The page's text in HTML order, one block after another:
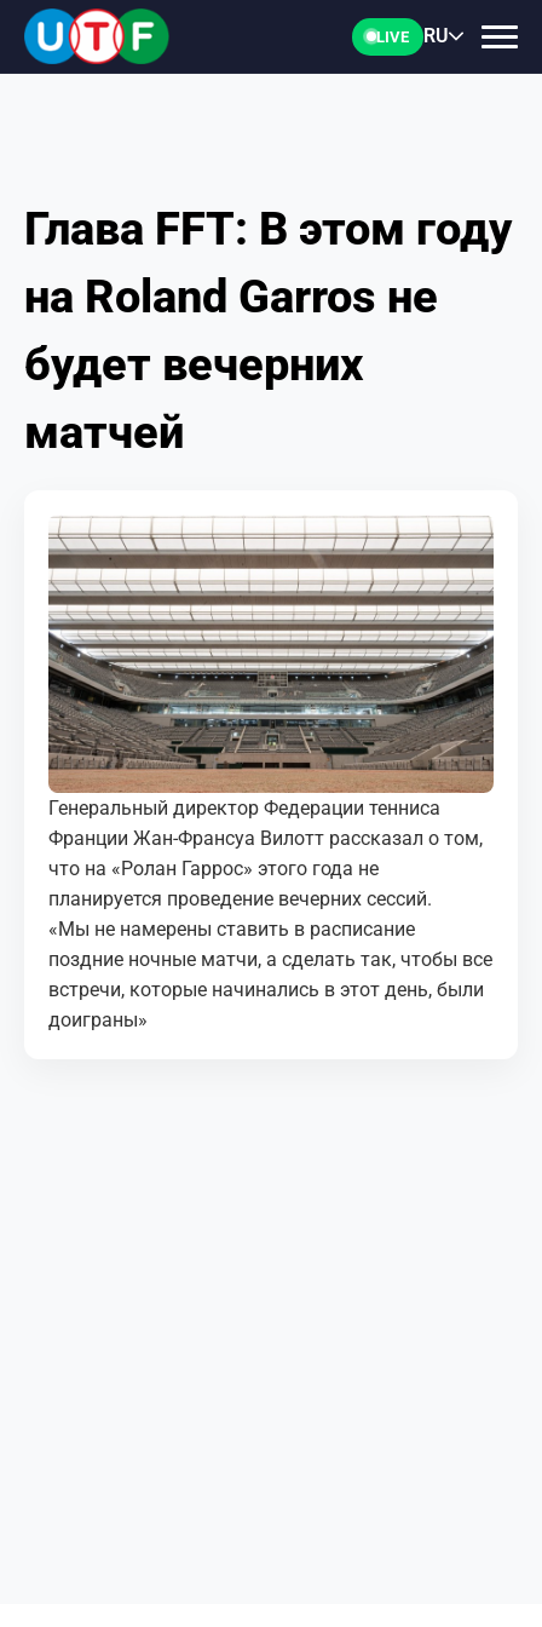
LIVE RU
ГЛАВНАЯ
ФТУ
НОВОСТИ
ДОКУМЕНТЫ
МЕДИА
КОРТЫ
КОНТАКТЫ
UZ-PIN
Глава FFT: В этом году
на Roland Garros не
будет вечерних
матчей
Генеральный директор Федерации тенниса
Франции Жан-Франсуа Вилотт рассказал о том,
что на «Ролан Гаррос» этого года не
планируется проведение вечерних сессий.
«Мы не намерены ставить в расписание
поздние ночные матчи, а сделать так, чтобы все
встречи, которые начинались в этот день, были
доиграны»